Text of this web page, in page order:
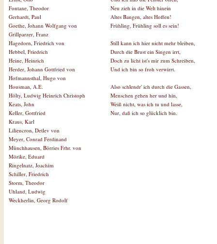
Fontane, Theodor
Gerhardt, Paul
Goethe, Johann Wolfgang von
Grillparzer, Franz
Hagedorn, Friedrich von
Hebbel, Friedrich
Heine, Heinrich
Herder, Johann Gottfried von
Hofmannsthal, Hugo von
Housman, A.E.
Hölty, Ludwig Heinrich Christoph
Keats, John
Keller, Gottfried
Kraus, Karl
Liliencron, Detlev von
Meyer, Conrad Ferdinand
Münchhausen, Börries Frhr. von
Mörike, Eduard
Ringelnatz, Joachim
Schiller, Friedrich
Storm, Theodor
Uhland, Ludwig
Weckherlin, Georg Rodolf
Neu zieh in die Welt hinein
Altes Bangen, altes Hoffen!
Frühling, Frühling soll es sein!
Still kann ich hier nicht mehr bleiben,
Durch die Brust ein Singen irrt,
Doch zu licht ist's mir zum Schreiben,
Und ich bin so froh verwirrt.
Also schlendr' ich durch die Gassen,
Menschen gehen her und hin,
Weiß nicht, was ich tu und lasse,
Nur, daß ich so glücklich bin.